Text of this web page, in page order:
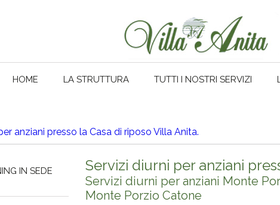
HOME LA STRUTTURA TUTTI I NOSTRI SERVIZI
anziani presso la Casa di riposo Villa Anita.
IN SEDE
Servizi diurni per anziani
Servizi diurni per anziani Monte
Monte Porzio Catone